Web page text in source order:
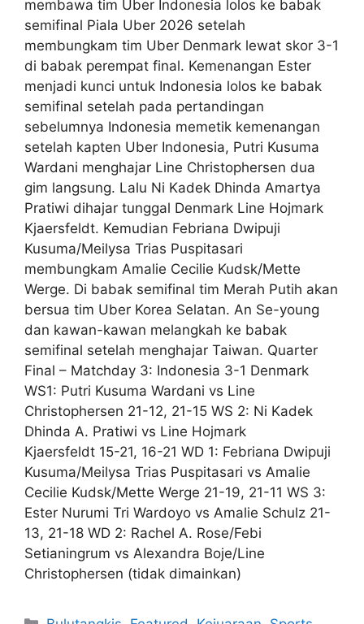
membawa tim Uber Indonesia lolos ke babak
semifinal Piala Uber 2026 setelah
membungkam tim Uber Denmark lewat skor 3-1
di babak perempat final. Kemenangan Ester
menjadi kunci untuk Indonesia lolos ke babak
semifinal setelah pada pertandingan
sebelumnya Indonesia memetik kemenangan
setelah kapten Uber Indonesia, Putri Kusuma
Wardani menghajar Line Christophersen dua
gim langsung. Lalu Ni Kadek Dhinda Amartya
Pratiwi dihajar tunggal Denmark Line Hojmark
Kjaersfeldt. Kemudian Febriana Dwipuji
Kusuma/Meilysa Trias Puspitasari
membungkam Amalie Cecilie Kudsk/Mette
Werge. Di babak semifinal tim Merah Putih akan
bersua tim Uber Korea Selatan. An Se-young
dan kawan-kawan melangkah ke babak
semifinal setelah menghajar Taiwan. Quarter
Final – Matchday 3: Indonesia 3-1 Denmark
WS1: Putri Kusuma Wardani vs Line
Christophersen 21-12, 21-15 WS 2: Ni Kadek
Dhinda A. Pratiwi vs Line Hojmark
Kjaersfeldt 15-21, 16-21 WD 1: Febriana Dwipuji
Kusuma/Meilysa Trias Puspitasari vs Amalie
Cecilie Kudsk/Mette Werge 21-19, 21-11 WS 3:
Ester Nurumi Tri Wardoyo vs Amalie Schulz 21-
13, 21-18 WD 2: Rachel A. Rose/Febi
Setianingrum vs Alexandra Boje/Line
Christophersen (tidak dimainkan)